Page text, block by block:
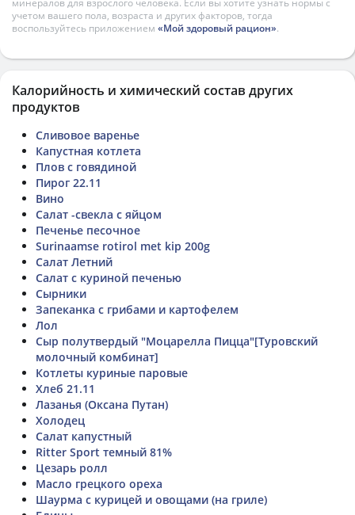
учетом вашего пола, возраста и других факторов, тогда
воспользуйтесь приложением «Мой здоровый рацион».
Калорийность и химический состав других
продуктов
Сливовое варенье
Капустная котлета
Плов с говядиной
Пирог 22.11
Вино
Салат -свекла с яйцом
Печенье песочное
Surinaamse rotirol met kip 200g
Салат Летний
Салат с куриной печенью
Сырники
Запеканка с грибами и картофелем
Лол
Сыр полутвердый "Моцарелла Пицца"[Туровский
молочный комбинат]
Котлеты куриные паровые
Хлеб 21.11
Лазанья (Оксана Путан)
Холодец
Салат капустный
Ritter Sport темный 81%
Цезарь ролл
Масло грецкого ореха
Шаурма с курицей и овощами (на гриле)